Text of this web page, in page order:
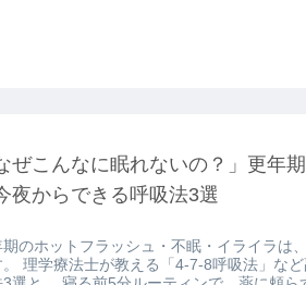
ぜこんなに眠れないの？」更年
夜からできる呼吸法3選
期のホットフラッシュ・不眠・イライラは
。 理学療法士が教える「4-7-8呼吸法」な